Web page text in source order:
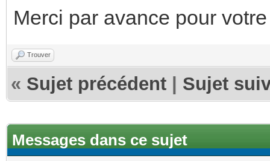
Merci par avance pour
Trouver
« Sujet précédent Sujet
Messages dans ce sujet